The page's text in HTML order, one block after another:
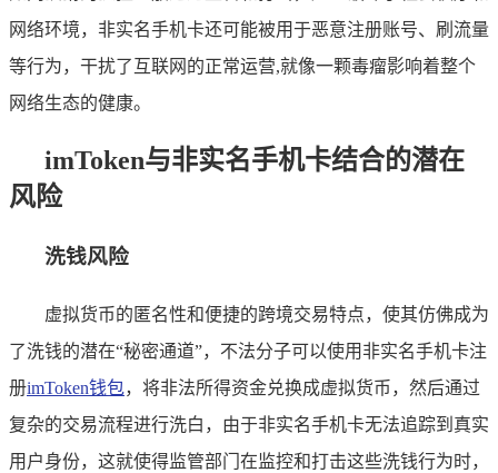
网络环境，非实名手机卡还可能被用于恶意注册账号、刷流量
等行为，干扰了互联网的正常运营,就像一颗毒瘤影响着整个
网络生态的健康。
imToken与非实名手机卡结合的潜在
风险
洗钱风险
虚拟货币的匿名性和便捷的跨境交易特点，使其仿佛成为
了洗钱的潜在“秘密通道”，不法分子可以使用非实名手机卡注
册imToken钱包，将非法所得资金兑换成虚拟货币，然后通过
复杂的交易流程进行洗白，由于非实名手机卡无法追踪到真实
用户身份，这就使得监管部门在监控和打击这些洗钱行为时，